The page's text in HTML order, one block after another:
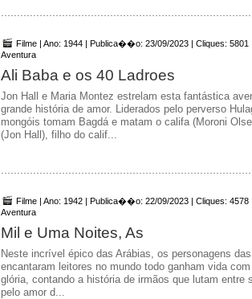
Filme | Ano: 1944 | Publica��o: 23/09/2023 | Cliques: 5801
Aventura
Ali Baba e os 40 Ladroes
Jon Hall e Maria Montez estrelam esta fantástica
grande história de amor. Liderados pelo perverso
mongóis tomam Bagdá e matam o califa (Moroni
(Jon Hall), filho do calif...
Filme | Ano: 1942 | Publica��o: 22/09/2023 | Cliques: 4578
Aventura
Mil e Uma Noites, As
Neste incrível épico das Arábias, os personagens
encantaram leitores no mundo todo ganham vida
glória, contando a história de irmãos que lutam entre
pelo amor d...